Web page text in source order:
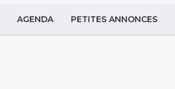
AGENDA PETITES ANNONCES